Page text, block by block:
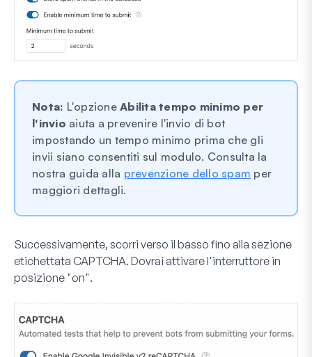
Nota: L'opzione Abilita tempo minimo per
l'invio aiuta a prevenire l'invio di bot
impostando un tempo minimo prima che gli
invii siano consentiti sul modulo. Consulta la
nostra guida alla prevenzione dello spam per
maggiori dettagli.
Successivamente, scorri verso il basso fino alla sezione
etichettata CAPTCHA. Dovrai attivare l'interruttore in
posizione "on".